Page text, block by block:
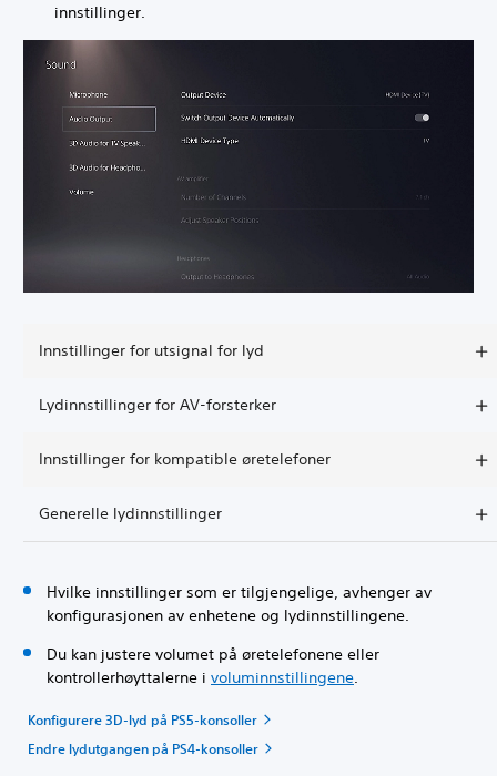
innstillinger.
Innstillinger for utsignal for lyd
Lydinnstillinger for AV-forsterker
Innstillinger for kompatible øretelefoner
Generelle lydinnstillinger
Hvilke innstillinger som er tilgjengelige, avhenger av
konfigurasjonen av enhetene og lydinnstillingene.
Du kan justere volumet på øretelefonene eller
kontrollerhøyttalerne i voluminnstillingene.
Konfigurere 3D-lyd på PS5-konsoller
Endre lydutgangen på PS4-konsoller